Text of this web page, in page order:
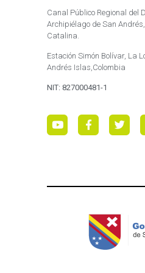
Canal Público Regional del
Archipiélago de San
Catalina.
Estación Simón Bolívar, La
Andrés Islas,Colombia
NIT: 827000481-1